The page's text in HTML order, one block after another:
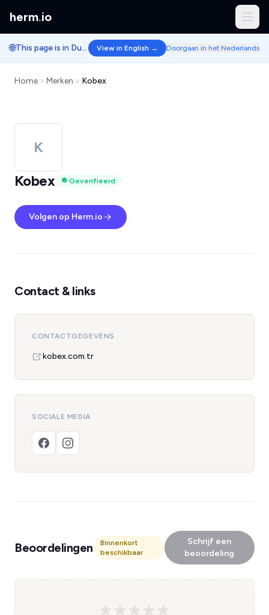
herm.io
🌐 This page is in Dutch. View in English → Doorgaan in het Nederlands
Home Merken Kobex
K
Kobex
Geverifieerd
Volgen op Herm.io
Contact & links
CONTACTGEGEVENS
kobex.com.tr
SOCIALE MEDIA
Beoordelingen
Binnenkort
beschikbaar
Schrijf een
beoordeling